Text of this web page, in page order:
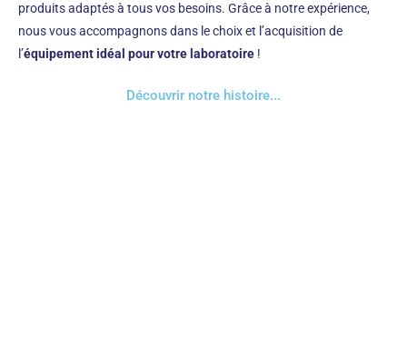
produits adaptés à tous vos besoins. Grâce à notre expérience,
nous vous accompagnons dans le choix et l’acquisition de
l’équipement idéal pour votre laboratoire !
Découvrir notre histoire...